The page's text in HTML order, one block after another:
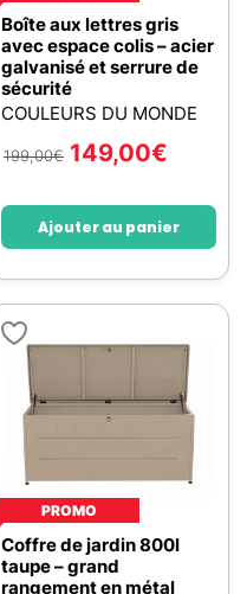
Boîte aux lettres gris
avec espace colis – acier
galvanisé et serrure de
sécurité
COULEURS DU MONDE
199,00€ 149,00€
Ajouter au panier
PROMO
Coffre de jardin 800l
taupe – grand
rangement en métal